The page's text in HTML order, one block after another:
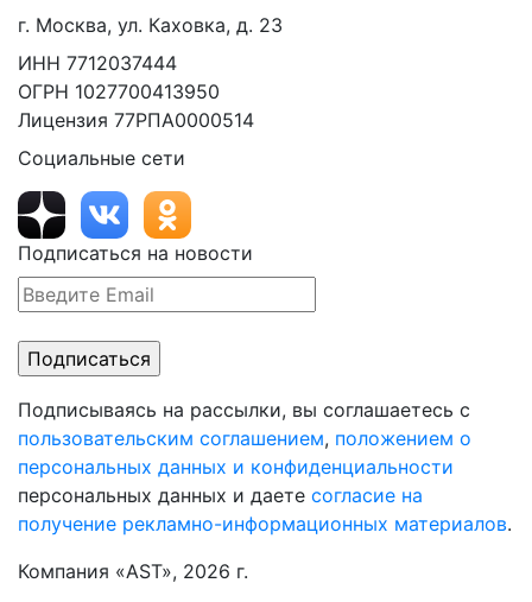
г. Москва, ул. Каховка, д. 23
ИНН 7712037444
ОГРН 1027700413950
Лицензия 77РПА0000514
Социальные сети
Подписаться на новости
Подписываясь на рассылки, вы соглашаетесь с
пользовательским соглашением, положением о
персональных данных и конфиденциальности
персональных данных и даете согласие на
получение рекламно-информационных материалов.
Компания «AST», 2026 г.